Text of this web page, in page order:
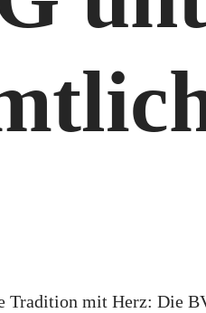
Tradition mit Herz: Die